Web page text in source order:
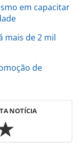
em capacitar
mais de 2 mil
de
NOTÍCIA